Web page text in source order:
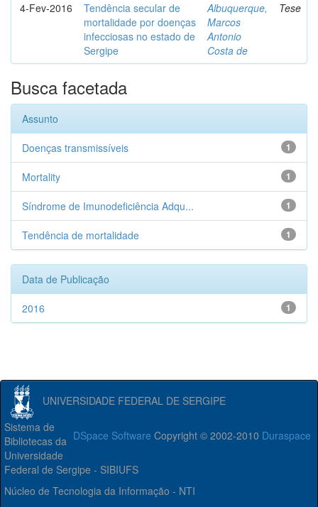
4-Fev-2016
Tendência secular de
mortalidade por doenças
infecciosas no estado de
Sergipe
Albuquerque,
Marcos
Antonio
Costa de
Tese
Busca facetada
Assunto
1
Doenças transmissíveis
1
Mortality
1
Síndrome de Imunodeficiência Adqu...
1
Tendência de mortalidade
Data de Publicação
1
2016
UNIVERSIDADE FEDERAL DE SERGIPE
DSpace Software Copyright © 2002-2010 Duraspace
Sistema de
Bibliotecas da
Universidade
Federal de Sergipe - SIBIUFS
Núcleo de Tecnologia da Informação - NTI